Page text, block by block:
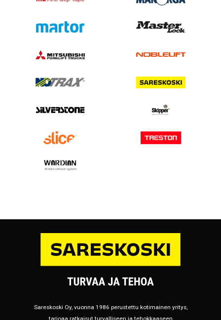
Sareskoski Oy, vuonna 1986 perustettu kotimainen yritys,